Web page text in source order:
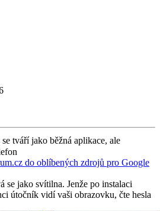
tváří jako běžná aplikace, ale
do oblíbených zdrojů pro Google
se jako svítilna. Jenže po instalaci
útočník vidí vaši obrazovku, čte hesla